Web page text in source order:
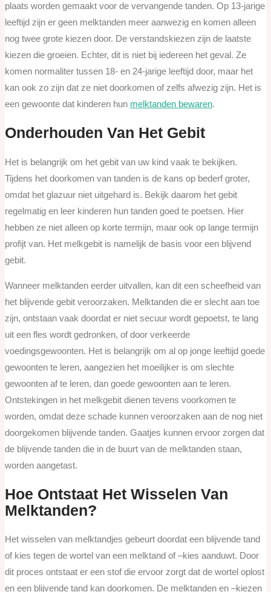
plaats worden gemaakt voor de vervangende tanden. Op 13-jarige
leeftijd zijn er geen melktanden meer aanwezig en komen alleen
nog twee grote kiezen door. De verstandskiezen zijn de laatste
kiezen die groeien. Echter, dit is niet bij iedereen het geval. Ze
komen normaliter tussen 18- en 24-jarige leeftijd door, maar het
kan ook zo zijn dat ze niet doorkomen of zelfs afwezig zijn. Het is
een gewoonte dat kinderen hun melktanden bewaren.
Onderhouden Van Het Gebit
Het is belangrijk om het gebit van uw kind vaak te bekijken.
Tijdens het doorkomen van tanden is de kans op bederf groter,
omdat het glazuur niet uitgehard is. Bekijk daarom het gebit
regelmatig en leer kinderen hun tanden goed te poetsen. Hier
hebben ze niet alleen op korte termijn, maar ook op lange termijn
profijt van. Het melkgebit is namelijk de basis voor een blijvend
gebit.
Wanneer melktanden eerder uitvallen, kan dit een scheefheid van
het blijvende gebit veroorzaken. Melktanden die er slecht aan toe
zijn, ontstaan vaak doordat er niet secuur wordt gepoetst, te lang
uit een fles wordt gedronken, of door verkeerde
voedingsgewoonten. Het is belangrijk om al op jonge leeftijd goede
gewoonten te leren, aangezien het moeilijker is om slechte
gewoonten af te leren, dan goede gewoonten aan te leren.
Ontstekingen in het melkgebit dienen tevens voorkomen te
worden, omdat deze schade kunnen veroorzaken aan de nog niet
doorgekomen blijvende tanden. Gaatjes kunnen ervoor zorgen dat
de blijvende tanden die in de buurt van de melktanden staan,
worden aangetast.
Hoe Ontstaat Het Wisselen Van
Melktanden?
Het wisselen van melktandjes gebeurt doordat een blijvende tand
of kies tegen de wortel van een melktand of –kies aanduwt. Door
dit proces ontstaat er een stof die ervoor zorgt dat de wortel oplost
en een blijvende tand kan doorkomen. De melktanden en –kiezen